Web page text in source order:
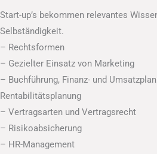
Start-up’s bekommen relevantes
Selbständigkeit.
– Rechtsformen
– Gezielter Einsatz von Marketing
– Buchführung, Finanz- und
Rentabilitätsplanung
– Vertragsarten und Vertragsrecht
– Risikoabsicherung
– HR-Management